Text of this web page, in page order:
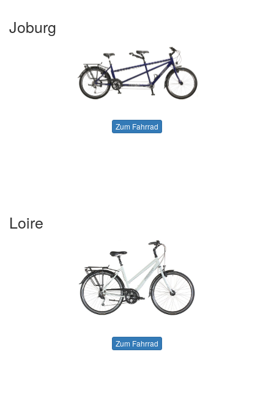
Joburg
Zum Fahrrad
Loire
Zum Fahrrad